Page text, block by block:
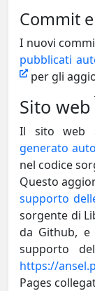
Commit
I nuovi
pubblicati
per gli
Sito web
Il sito web
generato
nel codice
Questo
supporto
sorgente di
da Github, e
supporto
https://
Pages